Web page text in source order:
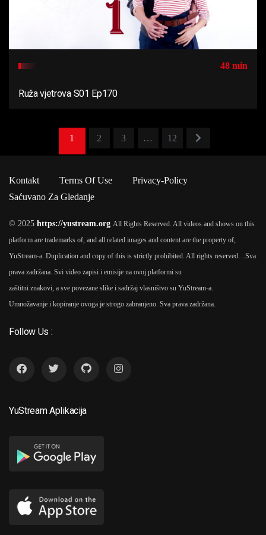
48 min
Ruža vjetrova S01 Ep170
1 2 3 … 12
Kontakt Terms Of Use
Privacy-Policy
Saćuvano Za Gledanje
© 2025 https://yustream.org All Rights Reserved. All videos and shows on this
platform are trademarks of, and all related images and content are the property of,
YuStream-a. Duplication and copy of this is strictly prohibited. All rights reserved… Sva
prava zadržana. Svi video zapisi i emisije na ovoj platformi su
zaštitni znakovi, a sve povezane slike i sadržaj vlasništvo su YuStream-a.
Umnožavanje i kopiranje ovoga je strogo zabranjeno. Sva prava zadržana.
Follow Us :
YuStream Aplikacija